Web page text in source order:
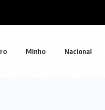
Minho Nacional